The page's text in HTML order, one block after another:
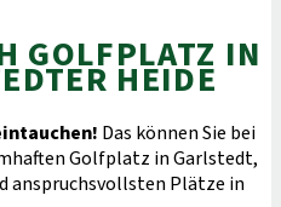
GOLFPLATZ IN
HEIDE
Das können Sie bei
Golfplatz in Garlstedt,
anspruchsvollsten Plätze in